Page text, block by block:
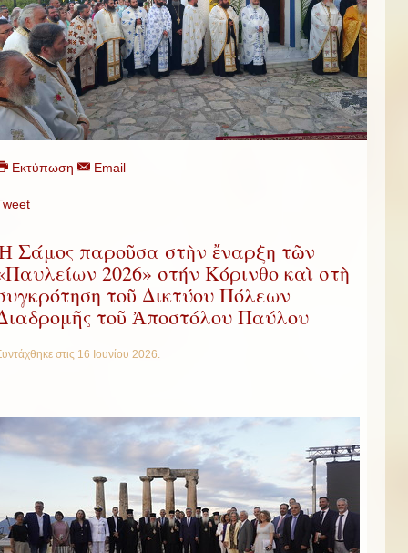
Εκτύπωση Email
Σάμος παροῦσα στὴν ἔναρξη τῶν
2026» στήν Κόρινθο καὶ στὴ
τοῦ Δικτύου Πόλεων
τοῦ Ἀποστόλου Παύλου
στις 16 Ιουνίου 2026